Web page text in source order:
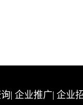
| 企业推广| 企业